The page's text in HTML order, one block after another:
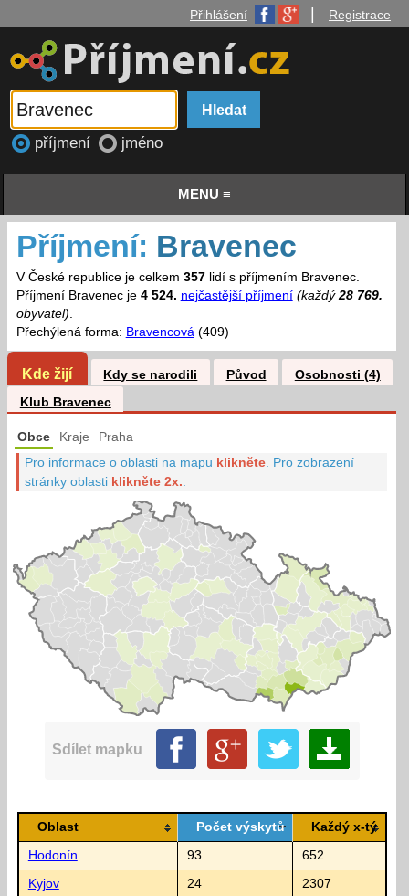
Přihlášení Registrace
příjmení jméno
MENU ≡
Příjmení: Bravenec
V České republice je celkem 357lidí s příjmením Bravenec.
Příjmení Bravenec je 4 524. nejčastější příjmení (každý28 769.
obyvatel).
Přechýlená forma: Bravencová(409)
Kde žijí Kdy se narodili Původ
Osobnosti (4)
Klub Bravenec
Obce Kraje Praha
Pro informace o oblasti na mapu klikněte Pro zobrazení
stránky oblasti klikněte 2x.
Sdílet mapku
Oblast Počet výskytů Každý x-tý
Hodonín 93 652
Kyjov 24 2307